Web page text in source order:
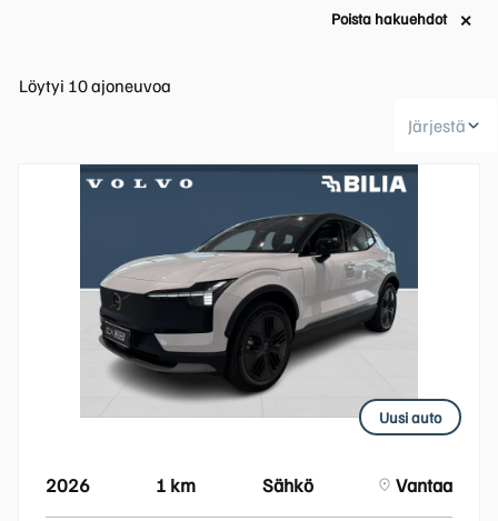
Löytyi 10ajoneuvoa
Poista hakuehdot ✕
Järjestä
Uusi auto
2026 1 km Sähkö Vantaa